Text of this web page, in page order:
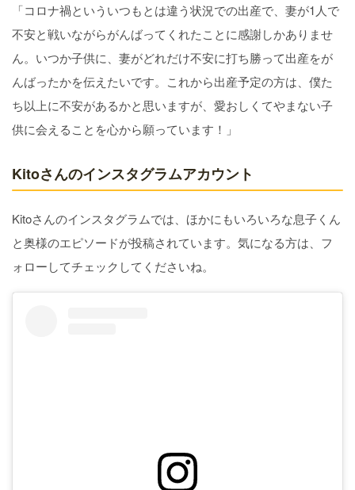
「コロナ禍といういつもとは違う状況での出産で、妻が1人で
不安と戦いながらがんばってくれたことに感謝しかありませ
ん。いつか子供に、妻がどれだけ不安に打ち勝って出産をが
んばったかを伝えたいです。これから出産予定の方は、僕た
ち以上に不安があるかと思いますが、愛おしくてやまない子
供に会えることを心から願っています！」
Kitoさんのインスタグラムアカウント
Kitoさんのインスタグラムでは、ほかにもいろいろな息子くん
と奥様のエピソードが投稿されています。気になる方は、フ
ォローしてチェックしてくださいね。